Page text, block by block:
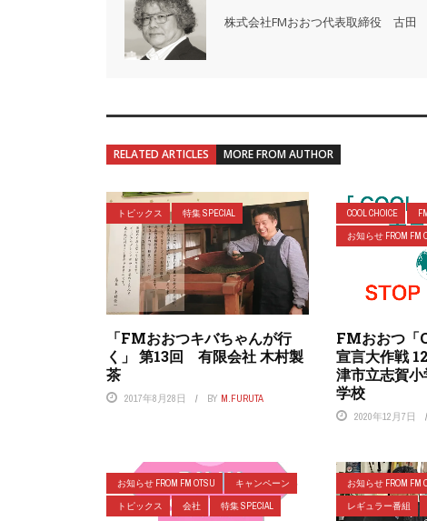
株式会社FMおおつ代表取締役 古
RELATED ARTICLES MORE FROM AUTHOR
トピックス 特集 SPECIAL
「FMおおつキバちゃんが行
く」 第13回 有限会社 木村製
茶
2017年8月28日 BY M.FURUTA
COOL CHOICE
お知らせ FROM FM
FMおおつ「
宣言大作戦
津市立志賀
学校
2020年12月7日
お知らせ FROM FM OTSU
キャンペーン
トピックス
会社 特集 SPECIAL
お知らせ FROM FM
レギュラー番組